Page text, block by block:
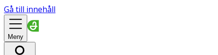
Gå till innehåll
Meny